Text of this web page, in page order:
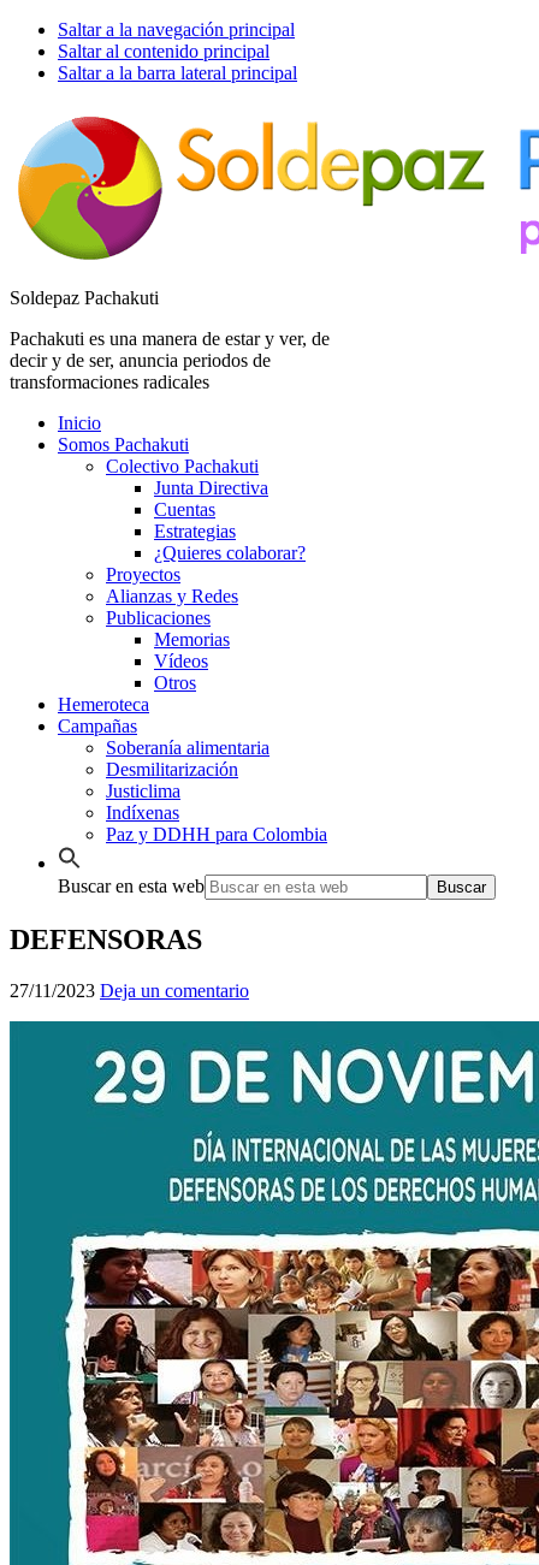
Saltar a la navegación principal
Saltar al contenido principal
Saltar a la barra lateral principal
Soldepaz Pachakuti
Pachakuti es una manera de estar y ver, de
decir y de ser, anuncia periodos de
transformaciones radicales
Inicio
Somos Pachakuti
Colectivo Pachakuti
Junta Directiva
Cuentas
Estrategias
¿Quieres colaborar?
Proyectos
Alianzas y Redes
Publicaciones
Memorias
Vídeos
Otros
Hemeroteca
Campañas
Soberanía alimentaria
Desmilitarización
Justiclima
Indíxenas
Paz y DDHH para Colombia
Buscar en esta web
DEFENSORAS
27/11/2023 Deja un comentario